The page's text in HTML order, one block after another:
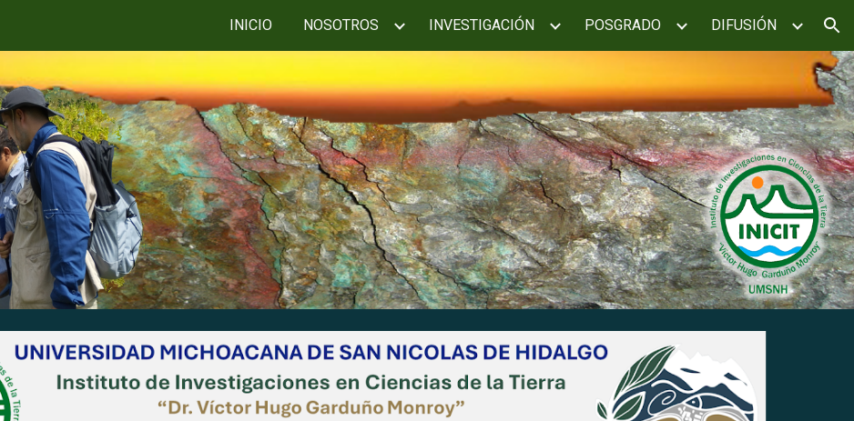
Skip to navigation
INICIO NOSOTROS INVESTIGACIÓN POSGRADO DIFUSIÓN